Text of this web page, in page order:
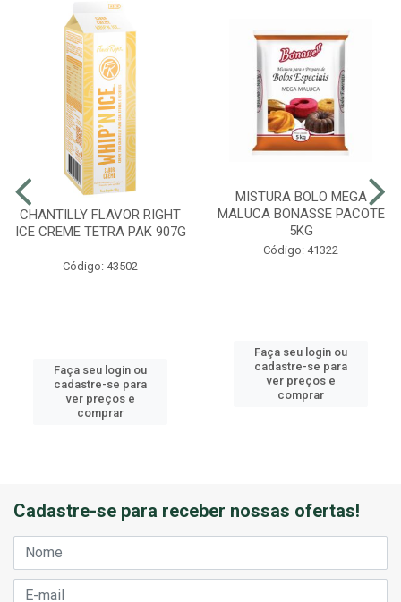
CHANTILLY FLAVOR RIGHT
ICE CREME TETRA PAK 907G
Código: 43502
Faça seu login ou
cadastre-se para
ver preços e
comprar
MISTURA BOLO MEGA
MALUCA BONASSE PACOTE
5KG
Código: 41322
Faça seu login ou
cadastre-se para
ver preços e
comprar
Cadastre-se para receber nossas ofertas!